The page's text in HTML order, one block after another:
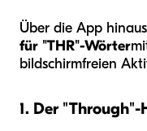
Über die App
für "THR"-Wörter
bildschirmfreien
1. Der